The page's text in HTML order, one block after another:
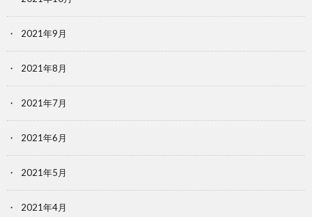
2021年9月
2021年8月
2021年7月
2021年6月
2021年5月
2021年4月